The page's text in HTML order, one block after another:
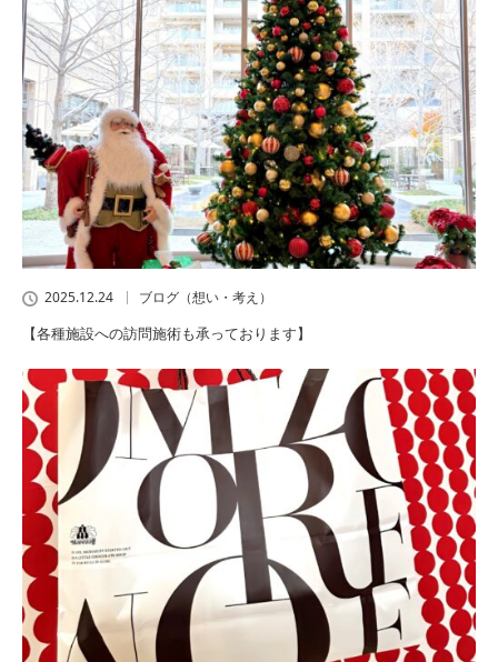
2025.12.24 ブログ（想い・考え）
【各種施設への訪問施術も承っております】